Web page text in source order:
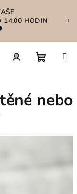
14.00 HODIN
košík
nebo